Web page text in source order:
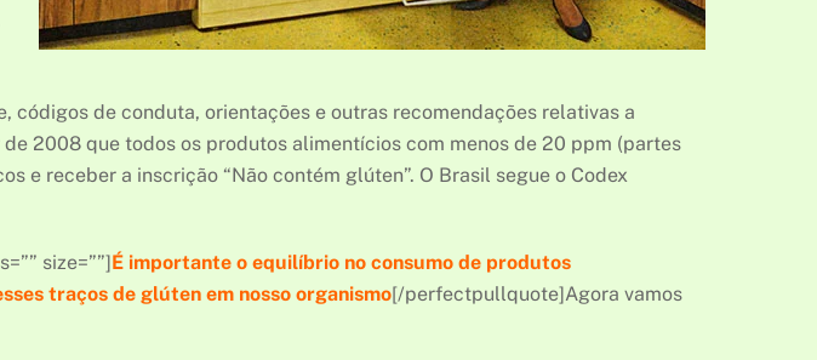
de conduta, orientações e outras recomendações relativas a
2008 que todos os produtos alimentícios com menos de 20 ppm (partes
e receber a inscrição “Não contém glúten”. O Brasil segue o Codex
size=””]É importante o equilíbrio no consumo de produtos
traços de glúten em nosso organismo[/perfectpullquote]Agora vamos